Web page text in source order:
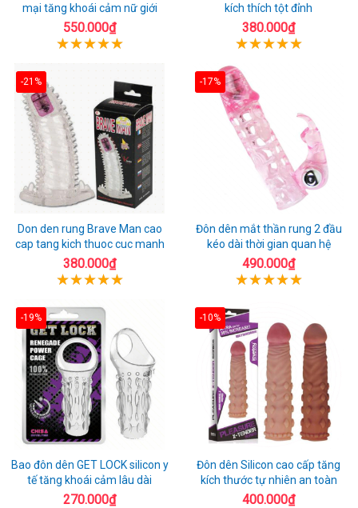
mại tăng khoái cảm nữ giới
550.000₫
kích thích tột đỉnh
380.000₫
-21%
Don den rung Brave Man cao
cap tang kich thuoc cuc manh
380.000₫
-17%
Đôn dên mắt thần rung 2 đầu
kéo dài thời gian quan hệ
490.000₫
-19%
Bao đôn dên GET LOCK silicon y
tế tăng khoái cảm lâu dài
270.000₫
-10%
Đôn dên Silicon cao cấp tăng
kích thước tự nhiên an toàn
400.000₫